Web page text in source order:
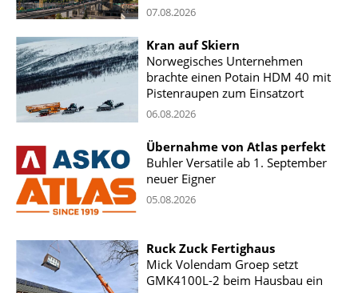
07.08.2026
Kran auf Skiern
Norwegisches Unternehmen
brachte einen Potain HDM 40 mit
Pistenraupen zum Einsatzort
06.08.2026
Übernahme von Atlas perfekt
Buhler Versatile ab 1. September
neuer Eigner
05.08.2026
Ruck Zuck Fertighaus
Mick Volendam Groep setzt
GMK4100L-2 beim Hausbau ein